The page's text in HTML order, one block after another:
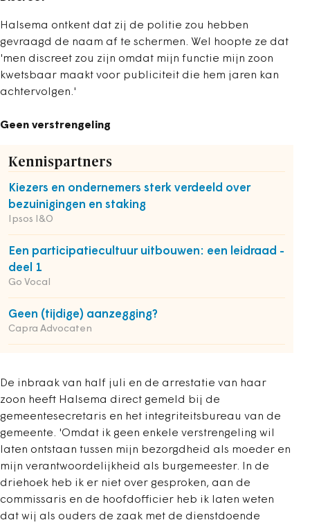
Halsema ontkent dat zij de politie zou hebben
gevraagd de naam af te schermen. Wel hoopte ze dat
'men discreet zou zijn omdat mijn functie mijn zoon
kwetsbaar maakt voor publiciteit die hem jaren kan
achtervolgen.'
Geen verstrengeling
Kennispartners
Kiezers en ondernemers sterk verdeeld over
bezuinigingen en staking
Ipsos I&O
Een participatiecultuur uitbouwen: een leidraad -
deel 1
Go Vocal
Geen (tijdige) aanzegging?
Capra Advocaten
De inbraak van half juli en de arrestatie van haar
zoon heeft Halsema direct gemeld bij de
gemeentesecretaris en het integriteitsbureau van de
gemeente. 'Omdat ik geen enkele verstrengeling wil
laten ontstaan tussen mijn bezorgdheid als moeder en
mijn verantwoordelijkheid als burgemeester. In de
driehoek heb ik er niet over gesproken, aan de
commissaris en de hoofdofficier heb ik laten weten
dat wij als ouders de zaak met de dienstdoende